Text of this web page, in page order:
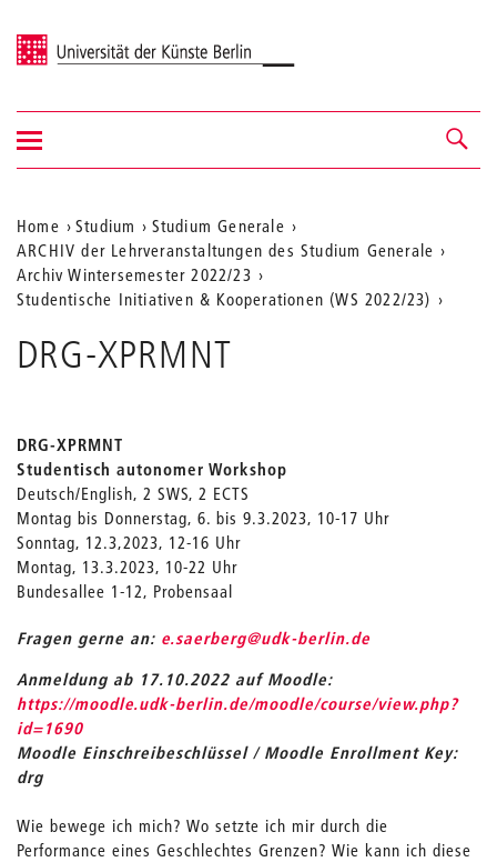
Universität der Künste Berlin
Navigation &
Suche
Navigation
ein-/ausblenden
Aktuelle
Position
auf
der
Webseite
Home Studium
Studium Generale
ARCHIV der Lehrveranstaltungen des Studium Generale
Archiv Wintersemester 2022/23
Studentische Initiativen & Kooperationen (WS 2022/23)
DRG-XPRMNT
DRG-XPRMNT
Studentisch autonomer Workshop
Deutsch/English, 2 SWS, 2 ECTS
Montag bis Donnerstag, 6. bis 9.3.2023, 10-17 Uhr
Sonntag, 12.3,2023, 12-16 Uhr
Montag, 13.3.2023, 10-22 Uhr
Bundesallee 1-12, Probensaal
Fragen gerne an: e.saerberg_
@udk-berlin.de
Anmeldung ab 17.10.2022 auf Moodle:
https://moodle.udk-berlin.de/moodle/course/view.php?
id=1690
Moodle Einschreibeschlüssel / Moodle Enrollment Key:
drg
Wie bewege ich mich? Wo setzte ich mir durch die
Performance eines Geschlechtes Grenzen? Wie kann ich diese